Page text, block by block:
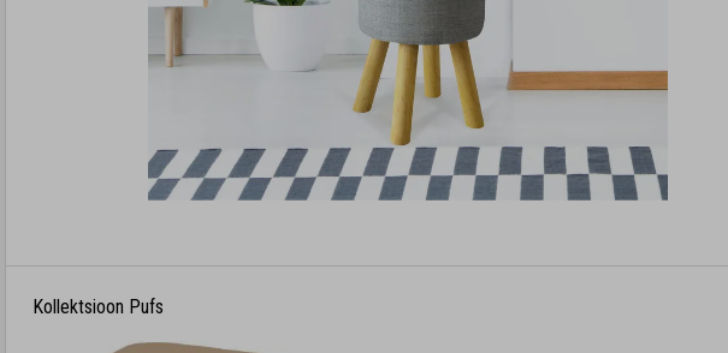
Kollektsioon Pufs